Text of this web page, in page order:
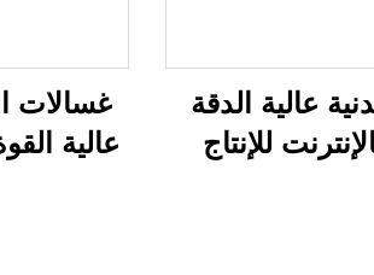
عالية الدقة
للإنتاج
غسالات
عالية